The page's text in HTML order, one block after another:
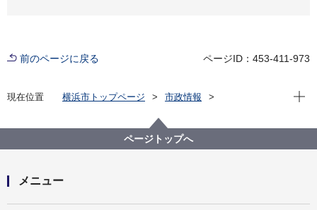
前のページに戻る ページID：453-411-973
現在位置 横浜市トップページ
市政情報
横浜市会の会派役員の変更について
現在
ページトップへ
メニュー